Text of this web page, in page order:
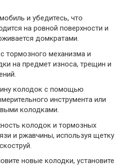
и убедитесь, что
на ровной поверхности и
домкратами.
тормозного механизма и
на предмет износа, трещин и
колодок с помощью
инструмента или
колодками.
колодок и тормозных
и ржавчины, используя щетку
новые колодки, установите